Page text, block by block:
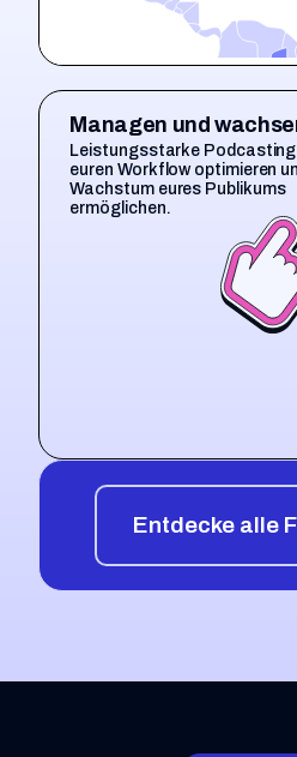
Managen und
Leistungsstarke
euren Workflow optimieren
Wachstum eures Publikums
ermöglichen.
Entdecke alle